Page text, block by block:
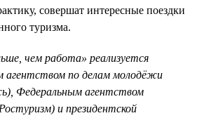
совершат интересные поездки
туризма.
чем работа» реализуется
агентством по делам молодёжи
Федеральным агентством
и президентской